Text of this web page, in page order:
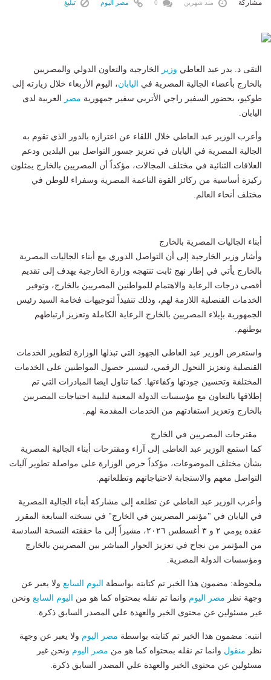
مشاركة منذ شهرين مصر اليوم تبليغ
التقى د. بدر عبد العاطي وزير
الخارجية والتعاون الدولي والمصريين
بالخارج بأعضاء الجالية المصرية في
اليابان، اليوم الأربعاء خلال زيارته إلى
طوكيو، بحضور السفير راجي الأتربي سفير جمهورية مصر
العربية لدى
اليابان.
وأعرب الوزير عبد العاطي خلال اللقاء عن اعتزازه بالدور الذي تقوم به
الجالية المصرية في اليابان في تعزيز جسور التواصل بين البلدين ودعم
العلاقات الثنائية في مختلف المجالات، مؤكداً أن المصريين بالخارج يمثلون
ركيزة أساسية من ركائز القوة الناعمة المصرية وسفراء للوطن في
مختلف أنحاء العالم.
أبناء الجاليات المصرية بالخارج
وأشار وزير الخارجية إلى أن التواصل الدوري مع أبناء الجاليات المصرية
بالخارج يأتي في إطار نهج ثابت تنتهجه وزارة الخارجية يهدف إلى تقديم
أقصى درجات الرعاية والاهتمام للمواطنين المصريين بالخارج، وتوفير
الخدمات القنصلية اللازمة لهم، وذلك تنفيذاً لتوجيهات فخامة السيد رئيس
الجمهورية بإيلاء المصريين بالخارج الرعاية الكاملة وتعزيز ارتباطهم
بوطنهم.
واستعرض الوزير عبد العاطى الجهود التي تبذلها الوزارة لتطوير الخدمات
القنصلية وتعزيز التحول الرقمي، لتيسير حصول المواطنين على الخدمات
المختلفة وتحسين جودتها وكفاءتها. كما تناول ايضا المبادرات التي تم
إطلاقها بالتعاون مع مؤسسات الدولة المعنية لتلبية احتياجات المصريين
بالخارج وتعزيز استفادتهم من الخدمات المقدمة لهم.
مقترحات المصريين في الخارج
كما استمع الوزير عبد العاطى إلى آراء ومقترحات أبناء الجالية المصرية
بشأن مختلف الموضوعات، مؤكداً حرص الوزارة على مواصلة تطوير آليات
التواصل معهم والاستجابة لاحتياجاتهم وتطلعاتهم.
وأعرب الوزير عبد العاطي عن تطلعه إلى مشاركة أبناء الجالية المصرية
في اليابان في "مؤتمر المصريين في الخارج" في نسخته السابعة المقرر
عقده يومي ٢ و ٣ أغسطس ٢٠٢٦، مشيراً إلى ما حققته النسخة السادسة
من المؤتمر من نجاح في تعزيز الحوار المباشر بين المصريين بالخارج
ومؤسسات الدولة المصرية.
ملحوظة: مضمون هذا الخبر تم كتابته بواسطة اليوم السابع ولا يعبر عن
وجهة نظر مصر اليوم وانما تم نقله بمحتواه كما هو من اليوم السابع ونحن
غير مسئولين عن محتوى الخبر والعهدة علي المصدر السابق ذكرة.
انتبه: مضمون هذا الخبر تم كتابته بواسطة مصر اليوم ولا يعبر عن وجهة
نظر منقول وانما تم نقله بمحتواه كما هو من مصر اليوم ونحن غير
مسئولين عن محتوى الخبر والعهدة علي المصدر السابق ذكرة.